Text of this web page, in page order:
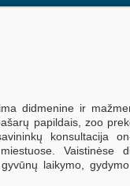
didmenine ir
papildais, zoo
konsultacija
Vaistinėse
laikymo,